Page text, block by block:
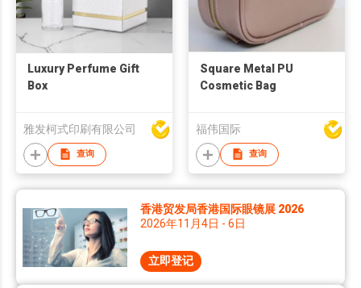
Luxury Perfume Gift
Box
雅发柯式印刷有限公司
查询
Square Metal PU
Cosmetic Bag
福伟国际
查询
香港贸发局香港国际眼镜展 2026
2026年11月4日 - 6日
立即登记